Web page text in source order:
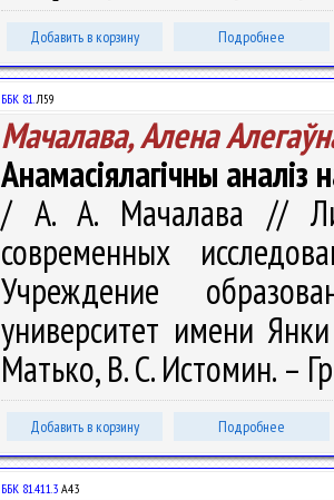
Добавить в корзину Подробнее
ББК 81.Л59
Мачалава, Алена
Анамасіялагічны
/ А. А. Мачалава //
современных
Учреждение
университет имени
Матько, В. С. Истомин. –
Добавить в корзину Подробнее
ББК 81.411.3 А43